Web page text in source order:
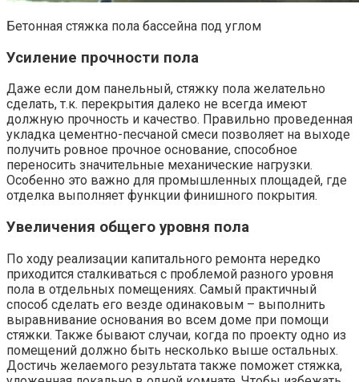
Бетонная стяжка пола бассейна под углом
Усиление прочности пола
Даже если дом панельный, стяжку пола желательно
сделать, т.к. перекрытия далеко не всегда имеют
должную прочность и качество. Правильно проведенная
укладка цементно-песчаной смеси позволяет на выходе
получить ровное прочное основание, способное
переносить значительные механические нагрузки.
Особенно это важно для промышленных площадей, где
отделка выполняет функции финишного покрытия.
Увеличения общего уровня пола
По ходу реализации капитального ремонта нередко
приходится сталкиваться с проблемой разного уровня
пола в отдельных помещениях. Самый практичный
способ сделать его везде одинаковым – выполнить
выравнивание основания во всем доме при помощи
стяжки. Также бывают случаи, когда по проекту одно из
помещений должно быть несколько выше остальных.
Достичь желаемого результата также поможет стяжка,